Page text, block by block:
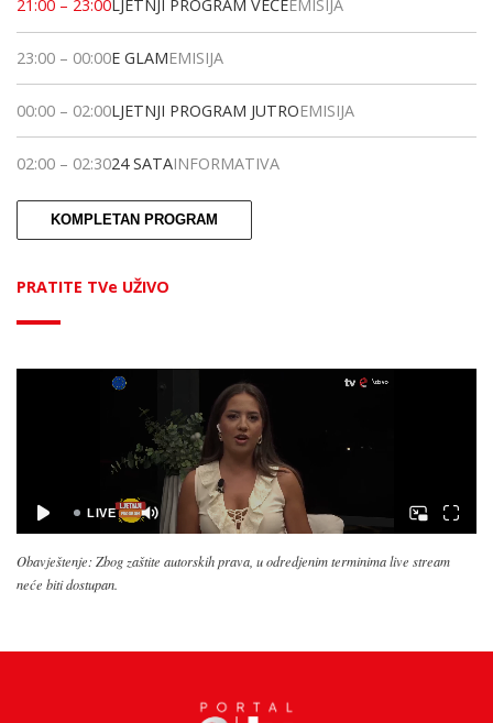
21:00 – 23:00LJETNJI PROGRAM VEČEEMISIJA
23:00 – 00:00E GLAMEMISIJA
00:00 – 02:00LJETNJI PROGRAM JUTROEMISIJA
02:00 – 02:3024 SATAINFORMATIVA
KOMPLETAN PROGRAM
PRATITE TVe UŽIVO
Obavještenje: Zbog zaštite autorskih prava, u odredjenim terminima live stream
neće biti dostupan.